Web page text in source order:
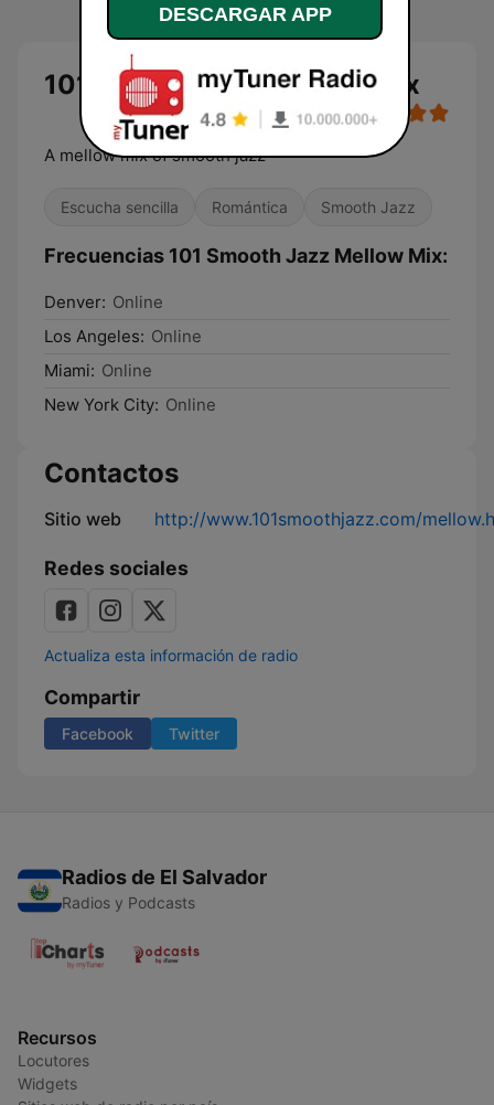
101 Smooth Jazz Mellow Mix
A mellow mix of smooth jazz
Escucha sencilla Romántica Smooth Jazz
Frecuencias 101 Smooth Jazz Mellow Mix:
Denver: Online
Los Angeles: Online
Miami: Online
New York City: Online
Contactos
Sitio web http://www.101smoothjazz.com/
Redes sociales
Actualiza esta información de radio
Compartir
Facebook Twitter
Radios de El Salvador
Radios y Podcasts
Recursos
Locutores
Widgets
DESCARGAR APP